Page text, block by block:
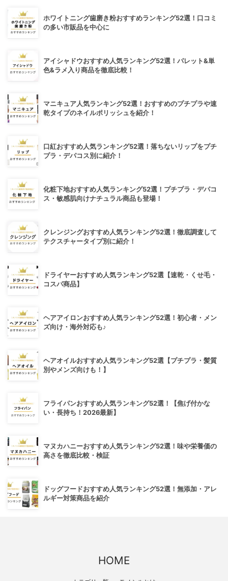
ホワイトニング歯磨き粉おすすめランキング52選！口コミ
の多い市販品を中心に
アイシャドウおすすめ人気ランキング52選！パレット&単
色&ラメ入り商品を徹底比較！
マニキュア人気ランキング52選！おすすめのプチプラや速
乾タイプのネイルポリッシュを紹介！
口紅おすすめ人気ランキング52選！落ちないリップをプチ
プラ・デパコス別に紹介！
化粧下地おすすめ人気ランキング52選！プチプラ・デパコ
ス・敏感肌向けナチュラル商品も登場！
クレンジングおすすめ人気ランキング52選！徹底調査して
テクスチャータイプ別に紹介！
ドライヤーおすすめ人気ランキング52選【速乾・くせ毛・
コスパ商品】
ヘアアイロンおすすめ人気ランキング52選！初心者・メン
ズ向け・海外対応も♪
ヘアオイルおすすめ人気ランキング52選【プチプラ・髪質
別やメンズ向けも！】
フライパンおすすめ人気ランキング52選！【焦げ付かな
い・長持ち！2026最新】
マヌカハニーおすすめ人気ランキング52選！味や栄養価の
高さを徹底比較・検証
ドッグフードおすすめ人気ランキング52選！無添加・アレ
ルギー対策商品を紹介
HOME